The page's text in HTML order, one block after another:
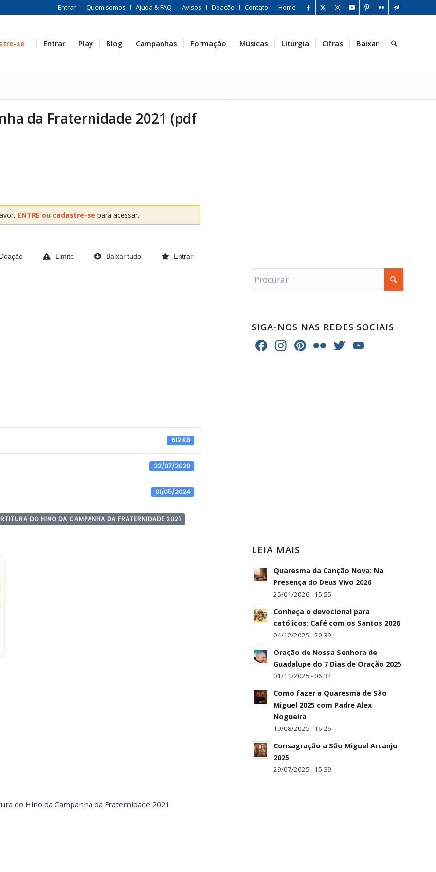
Entrar Quem somos Ajuda & FAQ Avisos Doação Contato Home
se Entrar Play Blog Campanhas Formação Músicas Liturgia Cifras Baixar
da Fraternidade 2021 (pdf
ENTRE ou cadastre-se para acessar.
Doação Limite Baixar tudo Entrar
612 KB
22/07/2020
01/05/2024
DO HINO DA CAMPANHA DA FRATERNIDADE 2021
do Hino da Campanha da Fraternidade 2021
SIGA-NOS NAS REDES SOCIAIS
Facebook
Instagram
Pinterest
FlickrTwitter
LEIA MAIS
Quaresma da Canção Nova: Na
Presença do Deus Vivo 2026
25/01/2026 - 15:55
Conheça o devocional para
católicos: Café com os Santos 2026
04/12/2025 - 20:39
Oração de Nossa Senhora de
Guadalupe do 7 Dias de Oração 2025
01/11/2025 - 06:32
Como fazer a Quaresma de São
Miguel 2025 com Padre Alex
Nogueira
10/08/2025 - 16:26
Consagração a São Miguel Arcanjo
2025
29/07/2025 - 15:39